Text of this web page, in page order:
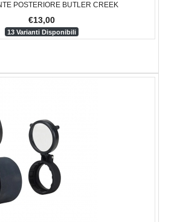
POSTERIORE BUTLER CREEK
€13,00
13 Varianti Disponibili